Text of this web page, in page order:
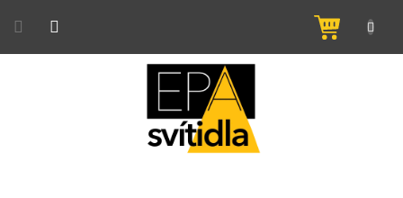
NÁKUPNÍ
KOŠÍK